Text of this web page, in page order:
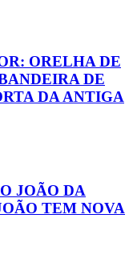
ORELHA DE
DE
DA ANTIGA
JOÃO DA
TEM NOVA